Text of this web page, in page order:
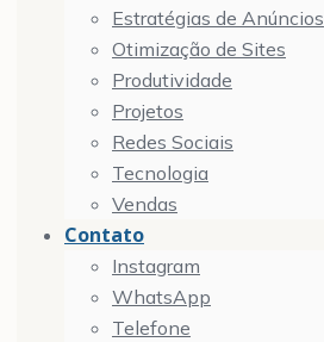
Estratégias de Anúncios
Otimização de Sites
Produtividade
Projetos
Redes Sociais
Tecnologia
Vendas
Contato
Instagram
WhatsApp
Telefone